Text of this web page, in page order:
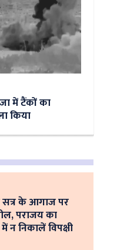
में टैंकों का
किया
सत्र के आगाज पर
पराजय का
न निकालें विपक्षी